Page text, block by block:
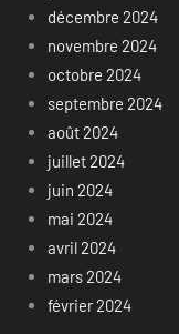
décembre 2024
novembre 2024
octobre 2024
septembre 2024
août 2024
juillet 2024
juin 2024
mai 2024
avril 2024
mars 2024
février 2024